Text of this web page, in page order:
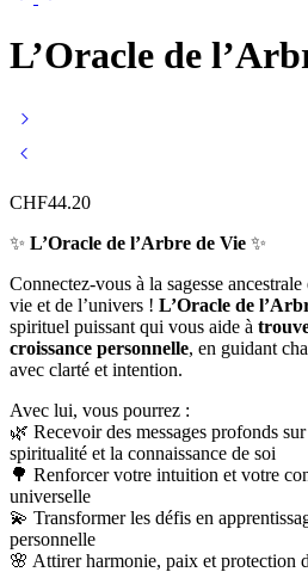
L’Oracle de
CHF44.20
✨ L’Oracle de l’Arbre de Vie ✨
Connectez-vous à la sagesse
vie et de l’univers ! L’Oracle de
spirituel puissant qui vous aide à
croissance personnelle, en guidant
avec clarté et intention.
Avec lui, vous pourrez :
🌿 Recevoir des messages profonds
spiritualité et la connaissance de soi
🌳 Renforcer votre intuition et votre
universelle
💫 Transformer les défis en
personnelle
🌸 Attirer harmonie, paix et protection